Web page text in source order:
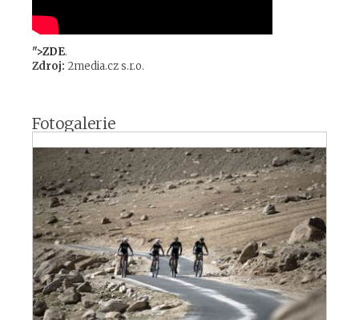
">ZDE.
Zdroj: 2media.cz s.r.o.
Fotogalerie